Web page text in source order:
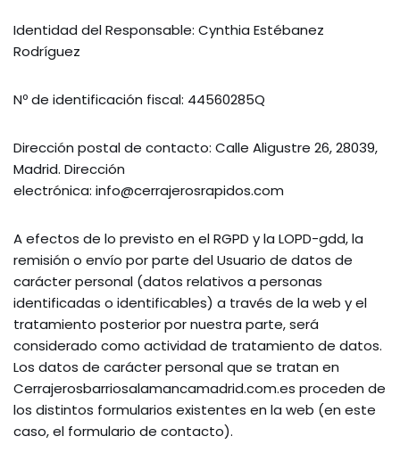
Identidad del Responsable: Cynthia Estébanez
Rodríguez
Nº de identificación fiscal: 44560285Q
Dirección postal de contacto: Calle Aligustre 26, 28039,
Madrid. Dirección
electrónica: info@cerrajerosrapidos.com
A efectos de lo previsto en el RGPD y la LOPD-gdd, la
remisión o envío por parte del Usuario de datos de
carácter personal (datos relativos a personas
identificadas o identificables) a través de la web y el
tratamiento posterior por nuestra parte, será
considerado como actividad de tratamiento de datos.
Los datos de carácter personal que se tratan en
Cerrajerosbarriosalamancamadrid.com.es proceden de
los distintos formularios existentes en la web (en este
caso, el formulario de contacto).